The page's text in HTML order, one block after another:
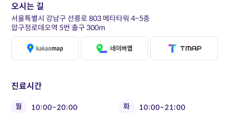
진료시간
월 10:00~20:00 화
10:00~21:00
오시는 길
서울특별시 강남구 선릉로 803 메타타워 4~5층
압구정로데오역 5번 출구 300m